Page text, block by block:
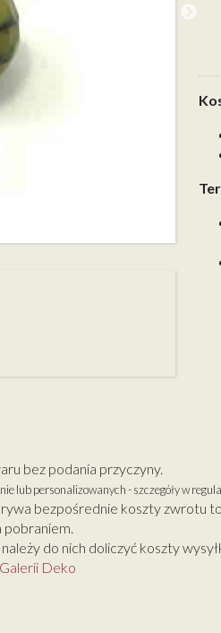
bez podania przyczyny.
lub personalizowanych - szczegóły w
bezpośrednie koszty zwrotu
pobraniem.
do nich doliczyć koszty
Deko